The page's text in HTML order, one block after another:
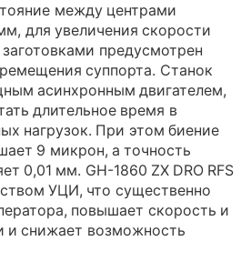
между центрами
для увеличения скорости
предусмотрен
суппорта. Станок
асинхронным двигателем,
длительное время в
нагрузок. При этом биение
9 микрон, а точность
0,01 мм. GH-1860 ZX DRO RFS
УЦИ, что существенно
повышает скорость и
и снижает возможность